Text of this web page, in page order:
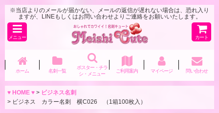
※当店よりのメールが届かない、メールの返信が遅れない場合は、恐れ入り
ますが、LINEもしくはお問い合わせよりご連絡をお願いいたします。
メニュー カート
ホーム 名刺一覧
ポスター・チラ
シ・メニュー
ご利用案内 マイページ 問い合わせ
♥ HOME ♥ > ビジネス名刺
> ビジネス カラー名刺 横C026 （1箱100枚入）